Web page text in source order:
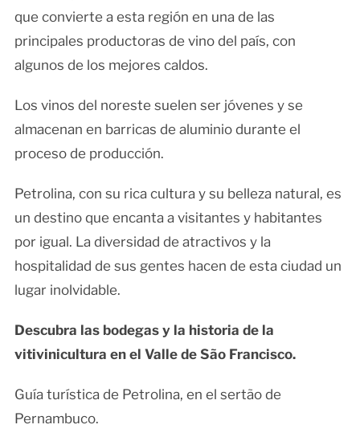
que convierte a esta región en una de las
principales productoras de vino del país, con
algunos de los mejores caldos.
Los vinos del noreste suelen ser jóvenes y se
almacenan en barricas de aluminio durante el
proceso de producción.
Petrolina, con su rica cultura y su belleza natural, es
un destino que encanta a visitantes y habitantes
por igual. La diversidad de atractivos y la
hospitalidad de sus gentes hacen de esta ciudad un
lugar inolvidable.
Descubra las bodegas y la historia de la
vitivinicultura en el Valle de São Francisco.
Guía turística de Petrolina, en el sertão de
Pernambuco.